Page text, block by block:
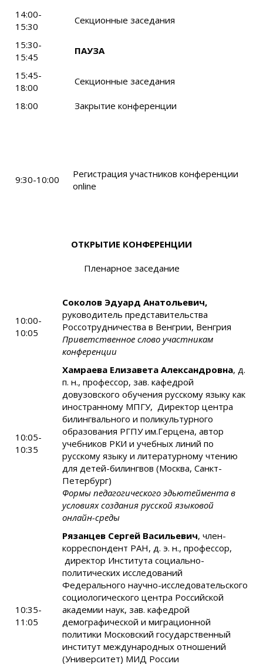
14:00-
15:30
Секционные заседания
15:30-
15:45
ПАУЗА
15:45-
18:00
Секционные заседания
18:00 Закрытие конференции
9:30-10:00
Регистрация участников конференции
online
ОТКРЫТИЕ КОНФЕРЕНЦИИ
Пленарное заседание
10:00-
10:05
Соколов Эдуард Анатольевич,
руководитель представительства
Россотрудничества в Венгрии, Венгрия
Приветственное слово участникам
конференции
10:05-
10:35
Хамраева Елизавета Александровна, д.
п. н., профессор, зав. кафедрой
довузовского обучения русскому языку как
иностранному МПГУ, Директор центра
билингвального и поликультурного
образования РГПУ им.Герцена, автор
учебников РКИ и учебных линий по
русскому языку и литературному чтению
для детей-билингвов (Москва, Санкт-
Петербург)
Формы педагогического эдьютеймента в
условиях создания русской языковой
онлайн-среды
10:35-
11:05
Рязанцев Сергей Васильевич, член-
корреспондент РАН, д. э. н., профессор,
директор Института социально-
политических исследований
Федерального научно-исследовательского
социологического центра Российской
академии наук, зав. кафедрой
демографической и миграционной
политики Московский государственный
институт международных отношений
(Университет) МИД России